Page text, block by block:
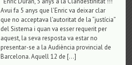
Avui fa 5 anys que l’Enric va deixar clar
que no acceptava l’autoritat de la “justícia”
del Sistema i quan va esser requerit per
aquest, la seva resposta va estar no
presentar-se a la Audiència provincial de
Barcelona. Aquell 12 de […]